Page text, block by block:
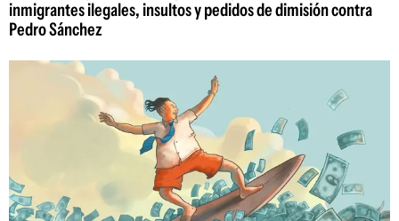
inmigrantes ilegales, insultos y pedidos de dimisión contra
Pedro Sánchez